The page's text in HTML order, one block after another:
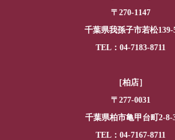
〒270-1147
千葉県我孫子市若松139-
TEL：04-7183-8711
［柏店］
〒277-0031
千葉県柏市亀甲台町2-8-
TEL：04-7167-8711